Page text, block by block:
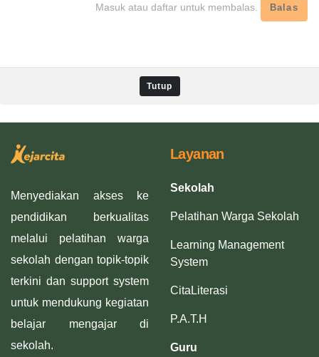
Masuk atau daftar untuk membalas. Balas
Tutup
Menyediakan akses ke
pendidikan berkualitas
melalui pelatihan warga
sekolah dengan topik-topik
terkini dan support system
untuk mendukung kegiatan
belajar mengajar di
sekolah.
Layanan
Sekolah
Pelatihan Warga Sekolah
Learning Management
System
CitaLiterasi
P.A.T.H
Guru